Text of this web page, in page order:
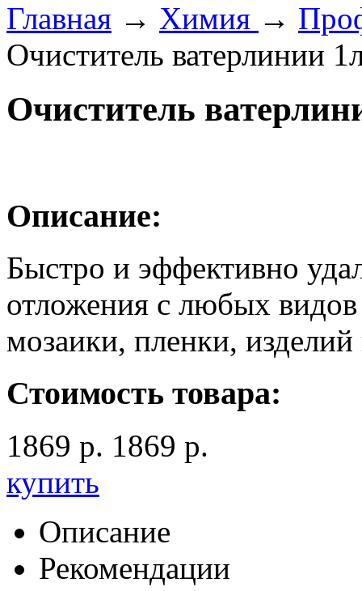
Главная → Химия →
Очиститель ватерлинии
Очиститель
Описание:
Быстро и эффективно
отложения с любых
мозаики, пленки,
Стоимость товара:
1869 р. 1869 р.
купить
Описание
Рекомендации